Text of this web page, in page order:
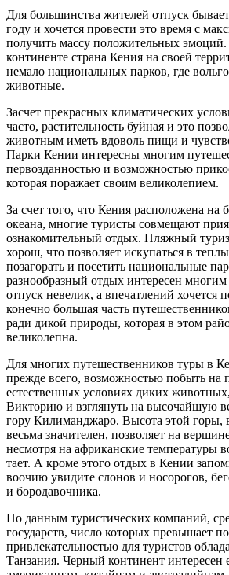
Для большинства жителей отпуск
году и хочется провести это время с
получить массу положительных
континенте страна Кения на своей
немало национальных парков, где
животные.
Засчет прекрасных климатических
часто, растительность буйная и это
животным иметь вдоволь пищи и
Парки Кении интересны многим
первозданностью и возможностью
которая поражает своим великолепием.
За счет того, что Кения расположена на
океана, многие туристы совмещают
ознакомительный отдых. Пляжный
хорош, что позволяет искупаться в
позагорать и посетить национальные
разнообразный отдых интересен
отпуск невелик, а впечатлений хочется
конечно большая часть
ради дикой природы, которая в этом
великолепна.
Для многих путешественников туры в
прежде всего, возможностью побыть на
естественных условиях диких
Викторию и взглянуть на высочайшую
гору Килиманджаро. Высота этой горы,
весьма значителен, позволяет на
несмотря на африканские температуры
тает. А кроме этого отдых в Кении
воочию увидите слонов и носорогов,
и бородавочника.
По данным туристических компаний,
государств, число которых превышает
привлекательностью для туристов
Танзания. Черный континент интересен